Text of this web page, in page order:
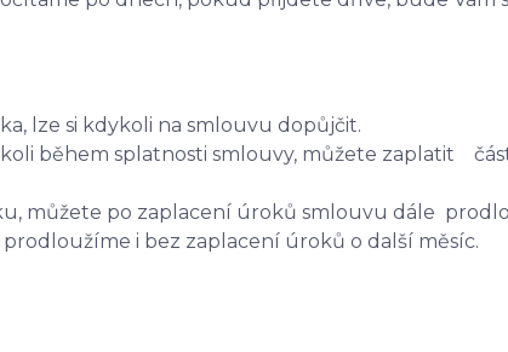
lze si kdykoli na smlouvu dopůjčit.
během splatnosti smlouvy, můžete zaplatit
můžete po zaplacení úroků smlouvu dále
i bez zaplacení úroků o další měsíc.